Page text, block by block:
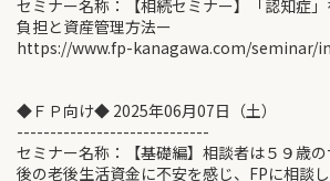
セミナー名称：【相続セミナー】「認知症
負担と資産管理方法ー
https://www.fp-kanagawa.com/seminar/
◆ＦＰ向け◆ 2025年06月07日（土）
-----------------------------
セミナー名称：【基礎編】相談者は５９歳
後の老後生活資金に不安を感じ、FPに相談し